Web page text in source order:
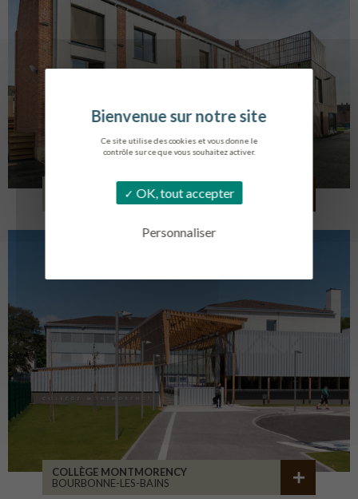
Ce site utilise des cookies et vous donne le
contrôle sur ce que vous souhaitez activer.
OK, tout accepter
Personnaliser
LOG. JEUNES TRAVAILLEURS
COLLÈGE MONTMORENCY
BOURBONNE-LES-BAINS